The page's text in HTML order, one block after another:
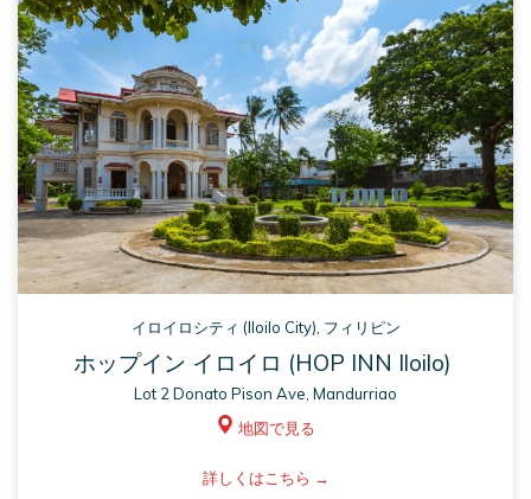
イロイロシティ (Iloilo City), フィリピン
ホップイン イロイロ (HOP INN Iloilo)
Lot 2 Donato Pison Ave, Mandurriao
地図で見る
詳しくはこちら
ASM